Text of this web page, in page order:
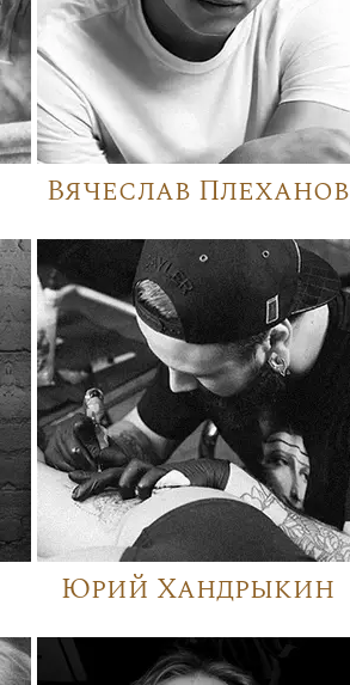
Вячеслав Плеханов
Юрий Хандрыкин